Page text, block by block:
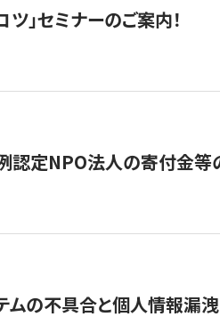
」セミナーのご案内！
認定NPO法人の寄付金
ムの不具合と個人情報漏